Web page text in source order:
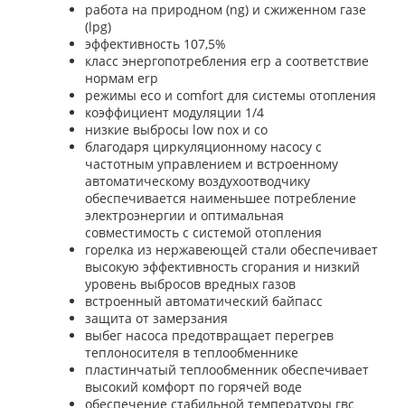
работа на природном (ng) и сжиженном газе
(lpg)
эффективность 107,5%
класс энергопотребления erp a соответствие
нормам erp
режимы eco и comfort для системы отопления
коэффициент модуляции 1/4
низкие выбросы low nox и co
благодаря циркуляционному насосу с
частотным управлением и встроенному
автоматическому воздухоотводчику
обеспечивается наименьшее потребление
электроэнергии и оптимальная
совместимость с системой отопления
горелка из нержавеющей стали обеспечивает
высокую эффективность сгорания и низкий
уровень выбросов вредных газов
встроенный автоматический байпасс
защита от замерзания
выбег насоса предотвращает перегрев
теплоносителя в теплообменнике
пластинчатый теплообменник обеспечивает
высокий комфорт по горячей воде
обеспечение стабильной температуры гвс